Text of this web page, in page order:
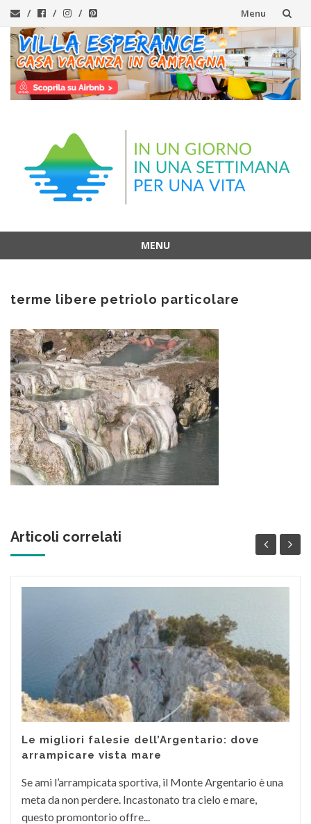
Menu
Vai
al
contenuto
MENU
contenuto
terme libere petriolo particolare
Articoli correlati
Le migliori falesie dell’Argentario: dove
arrampicare vista mare
Se ami l’arrampicata sportiva, il Monte Argentario è una
meta da non perdere. Incastonato tra cielo e mare,
questo promontorio offre...